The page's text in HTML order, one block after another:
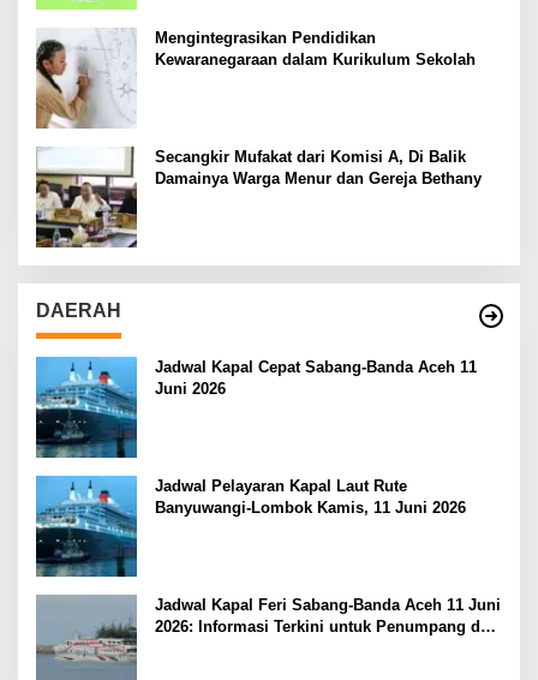
Mengintegrasikan Pendidikan
Kewaranegaraan dalam Kurikulum Sekolah
Secangkir Mufakat dari Komisi A, Di Balik
Damainya Warga Menur dan Gereja Bethany
DAERAH
Jadwal Kapal Cepat Sabang-Banda Aceh 11
Juni 2026
Jadwal Pelayaran Kapal Laut Rute
Banyuwangi-Lombok Kamis, 11 Juni 2026
Jadwal Kapal Feri Sabang-Banda Aceh 11 Juni
2026: Informasi Terkini untuk Penumpang dan